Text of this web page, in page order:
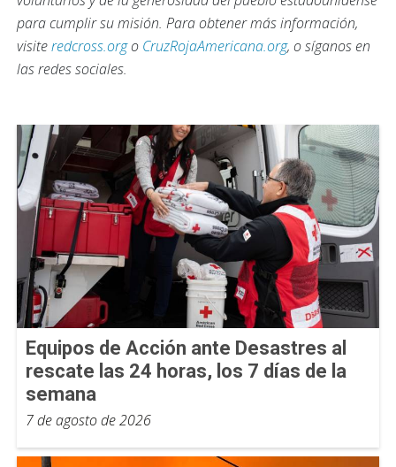
para cumplir su misión. Para obtener más información,
visiteredcross.orgo CruzRojaAmericana.org, o síganos en
las redes sociales.
Equipos de Acción ante Desastres al
rescate las 24 horas, los 7 días de la
semana
7 de agosto de 2026